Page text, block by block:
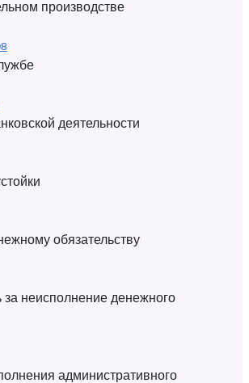
производстве
деятельности
обязательству
за неисполнение денежного
административного